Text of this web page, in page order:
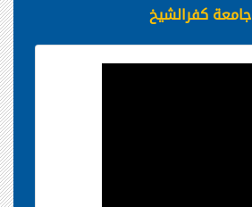
جامعة كفرالشيخ